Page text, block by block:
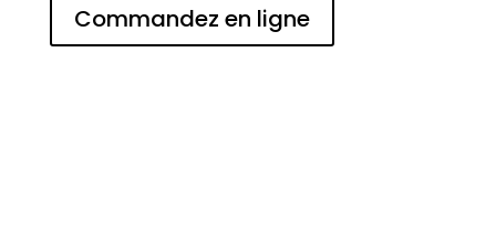
Commandez en ligne